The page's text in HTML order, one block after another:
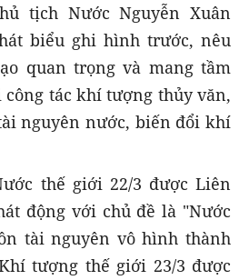
tịch Nước Nguyễn Xuân
biểu ghi hình trước, nêu
quan trọng và mang tầm
tác khí tượng thủy văn,
nguyên nước, biến đổi khí
thế giới 22/3 được Liên
động với chủ đề là "Nước
tài nguyên vô hình thành
tượng thế giới 23/3 được